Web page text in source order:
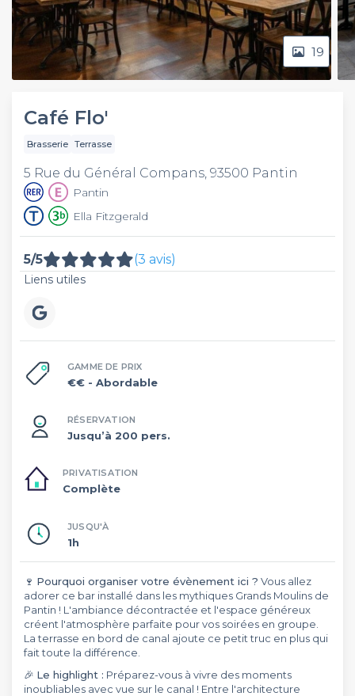
19
Café Flo'
Brasserie Terrasse
5 Rue du Général Compans, 93500 Pantin
Pantin
Ella Fitzgerald
5/5 (3 avis)
Liens utiles
GAMME DE PRIX
€€ - Abordable
RÉSERVATION
Jusqu’à 200 pers.
PRIVATISATION
Complète
JUSQU'À
1h
🍷 Pourquoi organiser votre évènement ici ? Vous allez
adorer ce bar installé dans les mythiques Grands Moulins de
Pantin ! L'ambiance décontractée et l'espace généreux
créent l'atmosphère parfaite pour vos soirées en groupe.
La terrasse en bord de canal ajoute ce petit truc en plus qui
fait toute la différence.
🎉 Le highlight : Préparez-vous à vivre des moments
inoubliables avec vue sur le canal ! Entre l'architecture